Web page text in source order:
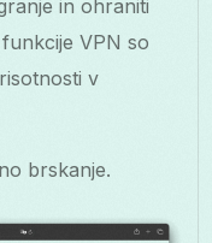
in ohraniti
VPN so
v
brskanje.